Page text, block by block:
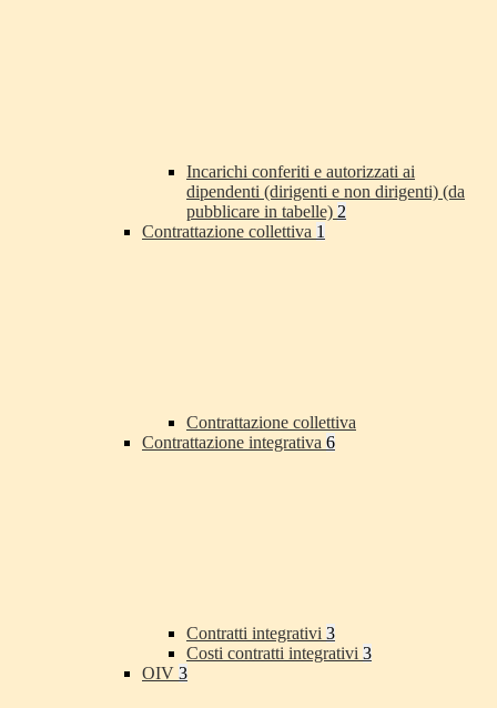
Incarichi conferiti e autorizzati ai
dipendenti (dirigenti e non dirigenti) (da
pubblicare in tabelle) 2
Contrattazione collettiva 1
Contrattazione collettiva
Contrattazione integrativa 6
Contratti integrativi 3
Costi contratti integrativi 3
OIV 3